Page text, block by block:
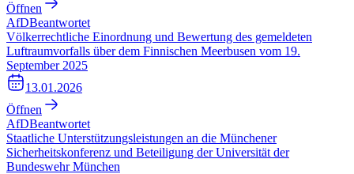
Öffnen
AfDBeantwortet
Völkerrechtliche Einordnung und Bewertung des gemeldeten
Luftraumvorfalls über dem Finnischen Meerbusen vom 19.
September 2025
13.01.2026
Öffnen
AfDBeantwortet
Staatliche Unterstützungsleistungen an die Münchener
Sicherheitskonferenz und Beteiligung der Universität der
Bundeswehr München